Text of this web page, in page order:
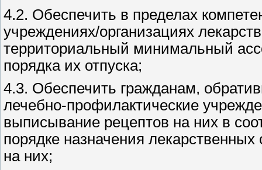
4.2. Обеспечить в пределах
учреждениях/организациях
территориальный минимальный
порядка их отпуска;
4.3. Обеспечить гражданам,
лечебно-профилактические
выписывание рецептов на них в
порядке назначения
на них;